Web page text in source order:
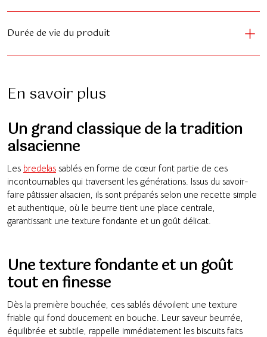
Durée de vie du produit
En savoir plus
Un grand classique de la tradition
alsacienne
Les bredelas sablés en forme de cœur font partie de ces
incontournables qui traversent les générations. Issus du savoir-
faire pâtissier alsacien, ils sont préparés selon une recette simple
et authentique, où le beurre tient une place centrale,
garantissant une texture fondante et un goût délicat.
Une texture fondante et un goût
tout en finesse
Dès la première bouchée, ces sablés dévoilent une texture
friable qui fond doucement en bouche. Leur saveur beurrée,
équilibrée et subtile, rappelle immédiatement les biscuits faits